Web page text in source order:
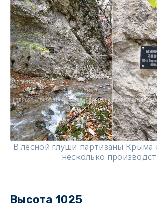
В лесной глуши партизаны Крыма
несколько
Высота 1025